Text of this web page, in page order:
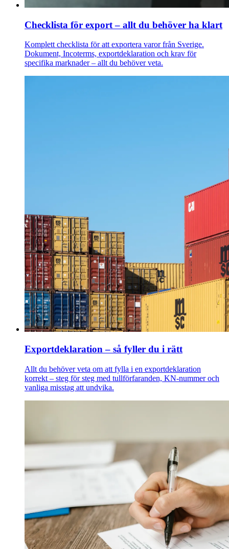
Checklista för export – allt du behöver ha klart
Komplett checklista för att exportera varor från Sverige.
Dokument, Incoterms, exportdeklaration och krav för
specifika marknader – allt du behöver veta.
Exportdeklaration – så fyller du i rätt
Allt du behöver veta om att fylla i en exportdeklaration
korrekt – steg för steg med tullförfaranden, KN-nummer och
vanliga misstag att undvika.